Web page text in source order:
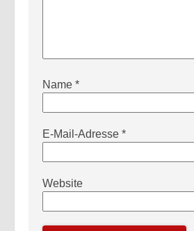
Name *
E-Mail-Adresse *
Website